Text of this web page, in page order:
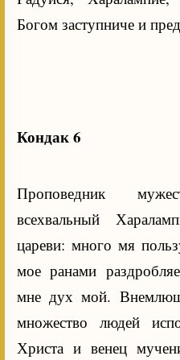
Богом заступниче и
Кондак 6
Проповедник
всехвальный
цареви: много мя
мое ранами
мне дух мой.
множество людей
Христа и венец